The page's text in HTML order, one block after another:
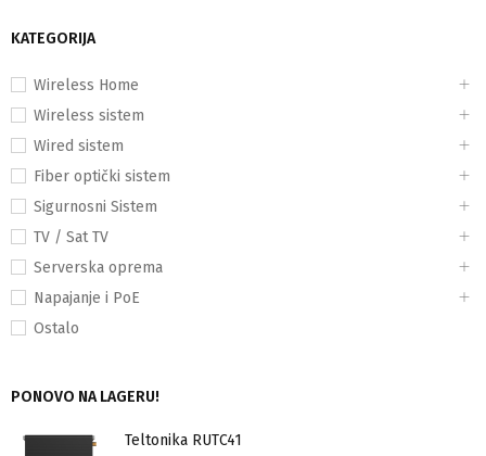
KATEGORIJA
Wireless Home
Wireless sistem
Wired sistem
Fiber optički sistem
Sigurnosni Sistem
TV / Sat TV
Serverska oprema
Napajanje i PoE
Ostalo
PONOVO NA LAGERU!
Teltonika RUTC41